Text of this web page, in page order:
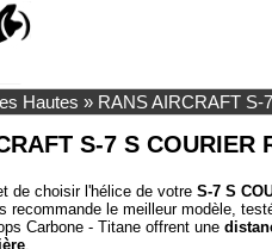
Hautes » RANS AIRCRAFT S-
S-7 S
de choisir l'hélice de votre S-7 S
recommande le meilleur modèle,
Carbone - Titane offrent une
.